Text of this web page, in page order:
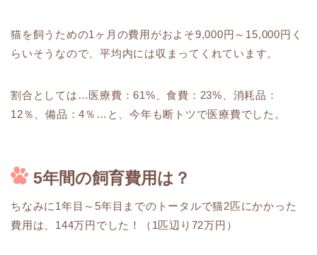
猫を飼うための1ヶ月の費用がおよそ9,000円～15,000円く
らいそうなので、平均内には収まってくれています。
割合としては…医療費：61%、食費：23%、消耗品：
12％、備品：4％…と、今年も断トツで医療費でした。
5年間の飼育費用は？
ちなみに1年目～5年目までのトータルで猫2匹にかかった
費用は、144万円でした！（1匹辺り72万円）